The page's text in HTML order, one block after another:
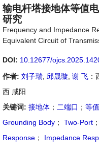
输电杆塔接地体等值
研究
Frequency and Impedance
Equivalent Circuit of
DOI: 10.12677/
作者: 刘子瑞 邱晟璇 谢 飞
西 咸阳
关键词: 接地体 ； 二端口 ； 等
Grounding Body ； Two-Port ；
Response ； Impedance